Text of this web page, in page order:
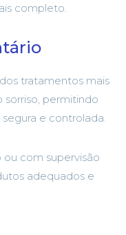
completo.
tratamentos mais
sorriso, permitindo
e controlada.
com supervisão
adequados e